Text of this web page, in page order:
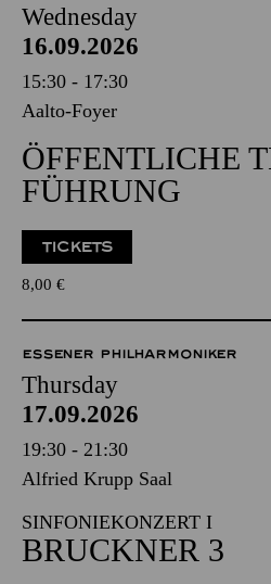
Wednesday
16.09.2026
15:30 - 17:30
Aalto-Foyer
ÖFFENTLICHE
FÜHRUNG
TICKETS
8,00 €
ESSENER PHILHARMONIKER
Thursday
17.09.2026
19:30 - 21:30
Alfried Krupp Saal
SINFONIEKONZERT I
BRUCKNER 3